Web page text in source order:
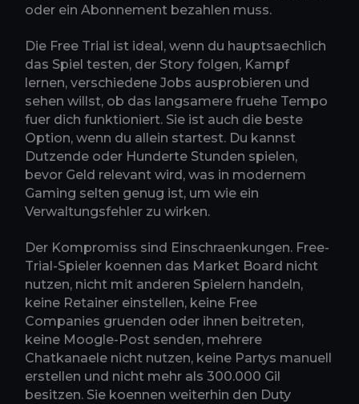
oder ein Abonnement bezahlen muss.
Die Free Trial ist ideal, wenn du hauptsaechlich
das Spiel testen, der Story folgen, Kampf
lernen, verschiedene Jobs ausprobieren und
sehen willst, ob das langsamere fruehe Tempo
fuer dich funktioniert. Sie ist auch die beste
Option, wenn du allein startest. Du kannst
Dutzende oder Hunderte Stunden spielen,
bevor Geld relevant wird, was in modernem
Gaming selten genug ist, um wie ein
Verwaltungsfehler zu wirken.
Der Kompromiss sind Einschraenkungen. Free-
Trial-Spieler koennen das Market Board nicht
nutzen, nicht mit anderen Spielern handeln,
keine Retainer einstellen, keine Free
Companies gruenden oder ihnen beitreten,
keine Moogle-Post senden, mehrere
Chatkanaele nicht nutzen, keine Partys manuell
erstellen und nicht mehr als 300.000 Gil
besitzen. Sie koennen weiterhin den Duty